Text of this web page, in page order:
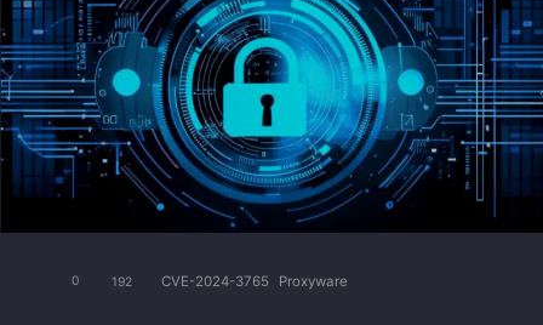
0 192 CVE-2024-3765 Proxyware